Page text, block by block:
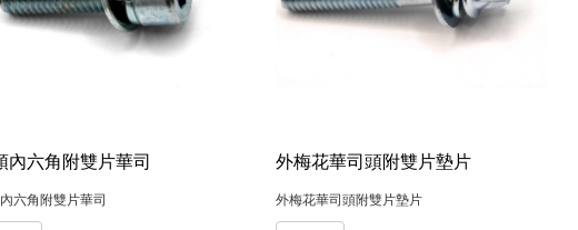
內六角附雙片華司
六角附雙片華司
外梅花華司頭附雙片墊片
外梅花華司頭附雙片墊片